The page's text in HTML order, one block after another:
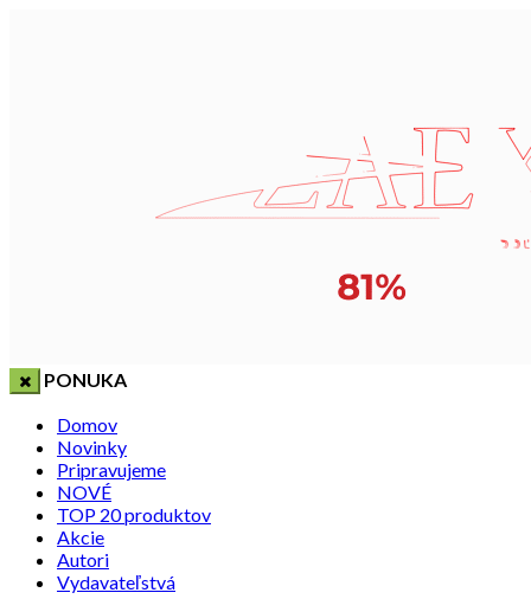
PONUKA
Domov
Novinky
Pripravujeme
NOVÉ
TOP 20 produktov
Akcie
Autori
Vydavateľstvá